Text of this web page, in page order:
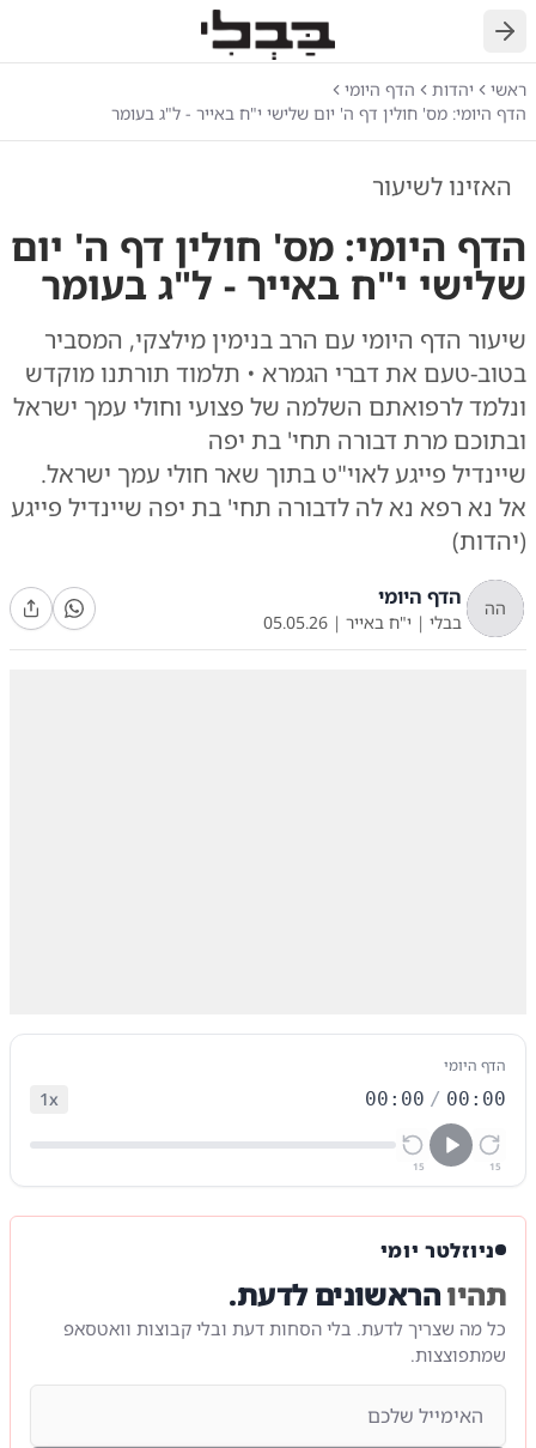
חזרה
ראשי יהדות
הדף היומי
הדף היומי: מס' חולין דף ה' יום שלישי י"ח באייר - ל"ג בעומר
האזינו לשיעור
הדף היומי: מס' חולין דף ה' יום
שלישי י"ח באייר - ל"ג בעומר
שיעור הדף היומי עם הרב בנימין מילצקי, המסביר
בטוב-טעם את דברי הגמרא • תלמוד תורתנו מוקדש
ונלמד לרפואתם השלמה של פצועי וחולי עמך ישראל
ובתוכם מרת דבורה תחי' בת יפה
שיינדיל פייגע לאוי"ט בתוך שאר חולי עמך ישראל.
אל נא רפא נא לה לדבורה תחי' בת יפה שיינדיל פייגע
(יהדות)
הה הדף היומי
בבלי | י"ח באייר |
05.05.26
הדף היומי
00:00 / 00:00
1x
15
15
ניוזלטר יומי
תהיוהראשונים לדעת.
כל מה שצריך לדעת. בלי הסחות דעת ובלי קבוצות וואטסאפ
שמתפוצצות.